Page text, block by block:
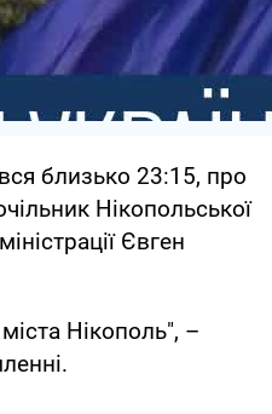
близько 23:15, про
Нікопольської
Євген
Нікополь", –